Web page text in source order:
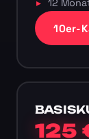
12
10er-
125